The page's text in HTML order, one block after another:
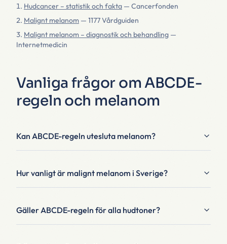
Hudcancer – statistik och fakta — Cancerfonden
Malignt melanom — 1177 Vårdguiden
Malignt melanom – diagnostik och behandling —
Internetmedicin
Vanliga frågor om ABCDE-
regeln och melanom
Kan ABCDE-regeln utesluta melanom?
Hur vanligt är malignt melanom i Sverige?
Gäller ABCDE-regeln för alla hudtoner?